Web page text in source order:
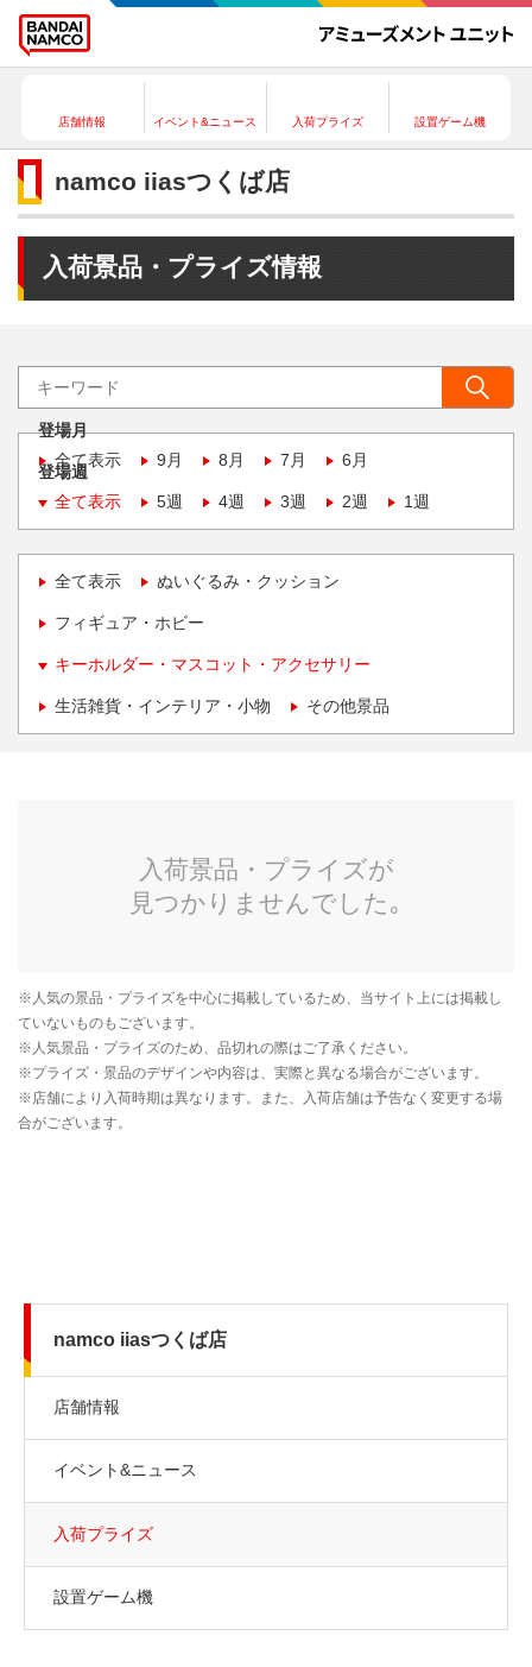
店舗情報 イベント&ニュース 入荷プライズ 設置ゲーム機
namco iiasつくば店
入荷景品・プライズ情報
登場月
全て表示
9月 8月 7月 6月
登場週
全て表示
5週 4週 3週 2週 1週
全て表示 ぬいぐるみ・クッション
フィギュア・ホビー
キーホルダー・マスコット・アクセサリー
生活雑貨・インテリア・小物 その他景品
namco iiasつくば店
店舗情報
イベント&ニュース
入荷プライズ
設置ゲーム機